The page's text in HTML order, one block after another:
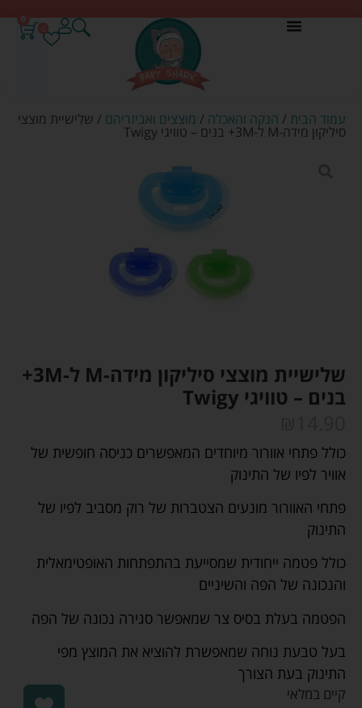
0
עמוד הבית / הנקה והאכלה / מוצצים ואביזריהם / שלישיית מוצצי
סיליקון מידה-M ל-3M+ בנים – טוויגי Twigy
שלישיית מוצצי סיליקון מידה-M ל-3M+
בנים – טוויגי Twigy
כולל פתחי אוורור מיוחדים המאפשרים כניסה חופשית של
אוויר לפיו של התינוק
פתחי האוורור מונעים הצטברות של רוק מסביב לפיו של
התינוק
כולל פטמה ייחודית שמסייעת בהתפתחות האופטימאלית
והנכונה של הפה והשיניים
הפטמה בעלת בסיס צר שמאפשר סגירה נכונה של הפה
בעל טבעת נוחה שמאפשרת להוציא את המוצץ מפי
התינוק בעת הצורך
קיים במלאי